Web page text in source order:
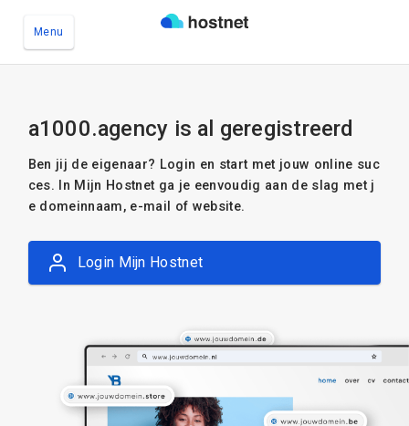
Menu
a1000.agency is al geregistreerd
Ben jij de eigenaar? Login en start met jouw online suc
ces. In Mijn Hostnet ga je eenvoudig aan de slag met j
e domeinnaam, e-mail of website.
Login Mijn Hostnet